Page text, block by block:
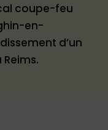
coupe-feu
en-
d’un